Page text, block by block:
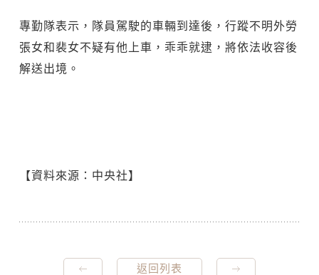
專勤隊表示，隊員駕駛的車輛到達後，行蹤不明外勞
張女和裴女不疑有他上車，乖乖就逮，將依法收容後
解送出境。
【資料來源：中央社】
返回列表